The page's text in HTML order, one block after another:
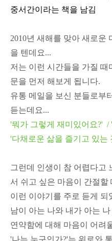
중서간이라는 책을 남김
2010년 새해를 맞아 새로운
을 텐데요...
저는 이런 시간들을 가질 때
문을 먼저 해보게 됩니다.
유통 메일을 보신 분들로부
듣는데요...
'뭐가 그렇게 재미있어요?'
'다채로운 삶을 즐기고 있는
그런데 인생이 참 어렵다고
서 쉬고 싶은 마음이 간절할
이런 이야기를 주로 듣게 되
남이 아는 나와 내가 아는
연약함에 대해 마음이 어려
'나는 누구인가?'는 위로와